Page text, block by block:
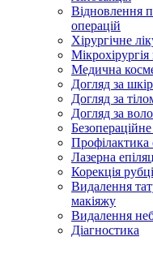
Відновлення
операцій
Хірургічне
Мікрохірургія
Медична
Догляд за
Догляд за
Догляд за
Профілактика
Лазерна
Корекція
Видалення
макіяжу
Видалення
Діагностика